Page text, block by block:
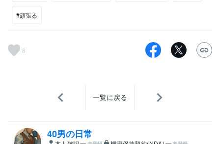
#頑張る
8
一覧に戻る
40男の日常